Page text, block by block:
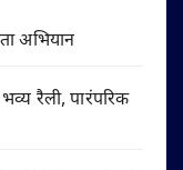
अभियान
रैली, पारंपरिक